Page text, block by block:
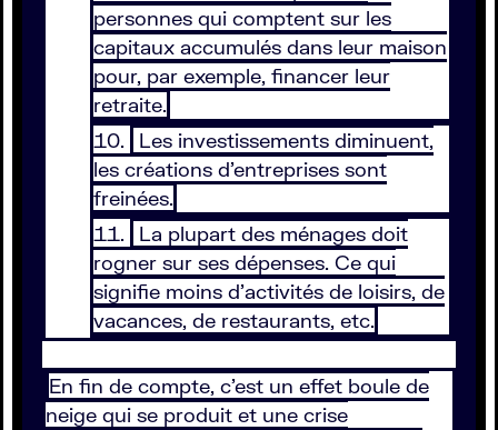
personnes qui comptent sur les
capitaux accumulés dans leur maison
pour, par exemple, financer leur
retraite.
Les investissements diminuent,
les créations d’entreprises sont
freinées.
La plupart des ménages doit
rogner sur ses dépenses. Ce qui
signifie moins d’activités de loisirs, de
vacances, de restaurants, etc.
En fin de compte, c’est un effet boule de
neige qui se produit et une crise